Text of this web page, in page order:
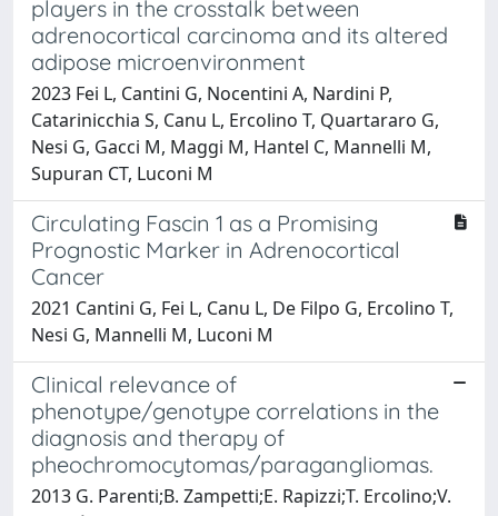
players in the crosstalk between
adrenocortical carcinoma and its altered
adipose microenvironment
2023 Fei L, Cantini G, Nocentini A, Nardini P,
Catarinicchia S, Canu L, Ercolino T, Quartararo G,
Nesi G, Gacci M, Maggi M, Hantel C, Mannelli M,
Supuran CT, Luconi M
Circulating Fascin 1 as a Promising
Prognostic Marker in Adrenocortical
Cancer
2021 Cantini G, Fei L, Canu L, De Filpo G, Ercolino T,
Nesi G, Mannelli M, Luconi M
Clinical relevance of
phenotype/genotype correlations in the
diagnosis and therapy of
pheochromocytomas/paragangliomas.
2013 G. Parenti;B. Zampetti;E. Rapizzi;T. Ercolino;V.